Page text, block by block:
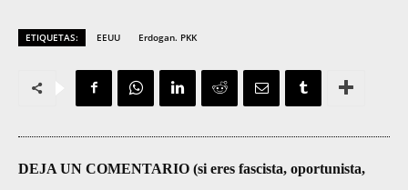
ETIQUETAS: EEUU Erdogan. PKK
DEJA UN COMENTARIO (si eres fascista, oportunista,